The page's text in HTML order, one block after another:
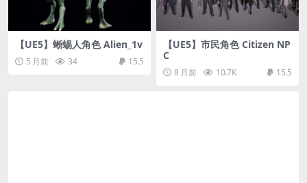
【UE5】蜥蜴人角色 Alien_1v
5 月前 34 15.5
【UE5】市民角色 Citizen NP
C
8 月前 10.7K 15.5